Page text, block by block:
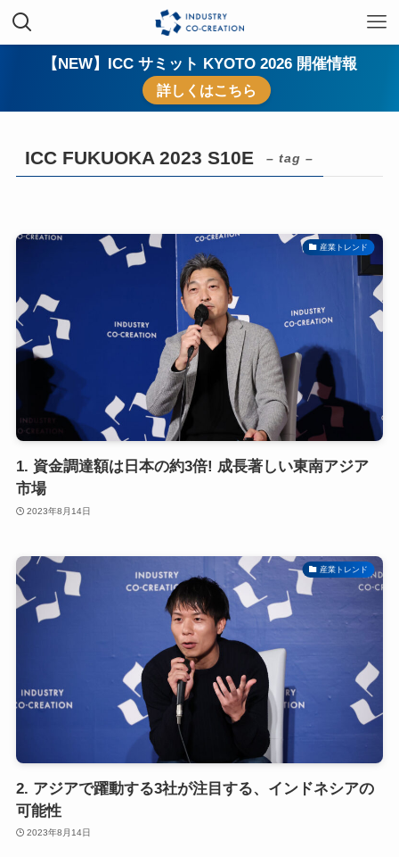
【NEW】ICC サミット KYOTO 2026 開催情報
詳しくはこちら
ICC FUKUOKA 2023 S10E – tag –
産業トレンド
1. 資金調達額は日本の約3倍! 成長著しい東南アジア
市場
2023年8月14日
産業トレンド
2. アジアで躍動する3社が注目する、インドネシアの
可能性
2023年8月14日